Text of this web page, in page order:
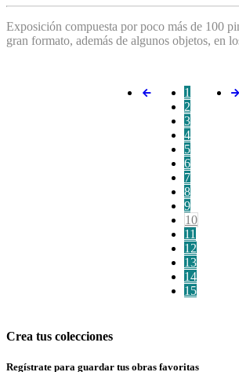
Exposición compuesta por poco más de 100
gran formato, además de algunos objetos, en
1
2
3
4
5
6
7
8
9
10
11
12
13
14
15
Crea tus colecciones
Regístrate para guardar tus obras favoritas